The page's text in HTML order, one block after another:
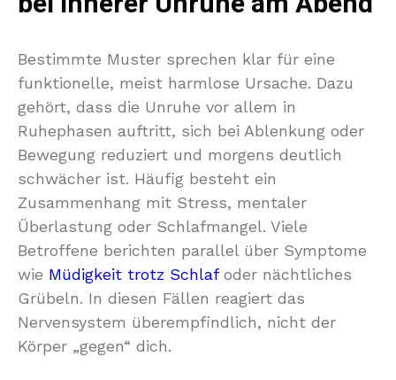
Bestimmte Muster sprechen klar für eine
funktionelle, meist harmlose Ursache. Dazu
gehört, dass die Unruhe vor allem in
Ruhephasen auftritt, sich bei Ablenkung oder
Bewegung reduziert und morgens deutlich
schwächer ist. Häufig besteht ein
Zusammenhang mit Stress, mentaler
Überlastung oder Schlafmangel. Viele
Betroffene berichten parallel über Symptome
wie Müdigkeit trotz Schlafoder nächtliches
Grübeln. In diesen Fällen reagiert das
Nervensystem überempfindlich, nicht der
Körper „gegen“ dich.